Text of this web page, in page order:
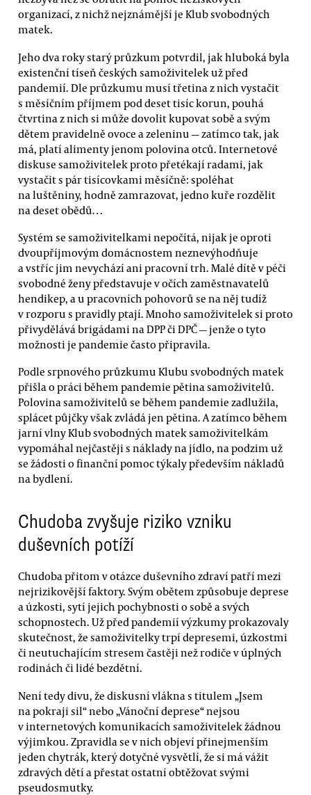
organizací, z nichž nejznámější je Klub svobodných
matek.
Jeho dva roky starý průzkum potvrdil, jak hluboká byla
existenční tíseň českých samoživitelek už před
pandemií. Dle průzkumu musí třetina z nich vystačit
s měsíčním příjmem pod deset tisíc korun, pouhá
čtvrtina z nich si může dovolit kupovat sobě a svým
dětem pravidelně ovoce a zeleninu — zatímco tak, jak
má, platí alimenty jenom polovina otců. Internetové
diskuse samoživitelek proto přetékají radami, jak
vystačit s pár tisícovkami měsíčně: spoléhat
na luštěniny, hodně zamrazovat, jedno kuře rozdělit
na deset obědů…
Systém se samoživitelkami nepočítá, nijak je oproti
dvoupříjmovým domácnostem neznevýhodňuje
a vstříc jim nevychází ani pracovní trh. Malé dítě v péči
svobodné ženy představuje v očích zaměstnavatelů
hendikep, a u pracovních pohovorů se na něj tudíž
v rozporu s pravidly ptají. Mnoho samoživitelek si proto
přivydělává brigádami na DPP či DPČ — jenže o tyto
možnosti je pandemie často připravila.
Podle srpnového průzkumu Klubu svobodných matek
přišla o práci během pandemie pětina samoživitelů.
Polovina samoživitelů se během pandemie zadlužila,
splácet půjčky však zvládá jen pětina. A zatímco během
jarní vlny Klub svobodných matek samoživitelkám
vypomáhal nejčastěji s náklady na jídlo, na podzim už
se žádosti o finanční pomoc týkaly především nákladů
na bydlení.
Chudoba zvyšuje riziko vzniku
duševních potíží
Chudoba přitom v otázce duševního zdraví patří mezi
nejrizikovější faktory. Svým obětem způsobuje deprese
a úzkosti, sytí jejich pochybnosti o sobě a svých
schopnostech. Už před pandemií výzkumy prokazovaly
skutečnost, že samoživitelky trpí depresemi, úzkostmi
či neutuchajícím stresem častěji než rodiče v úplných
rodinách či lidé bezdětní.
Není tedy divu, že diskusní vlákna s titulem „Jsem
na pokraji sil“ nebo „Vánoční deprese“ nejsou
v internetových komunikacích samoživitelek žádnou
výjimkou. Zpravidla se v nich objeví přinejmenším
jeden chytrák, který dotyčné vysvětlí, že si má vážit
zdravých dětí a přestat ostatní obtěžovat svými
pseudosmutky.